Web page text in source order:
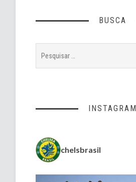
BUSCA
INSTAGRAM
chelsbrasil